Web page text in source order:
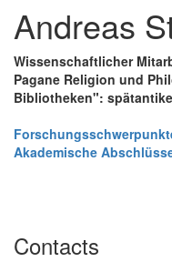
Andreas
Wissenschaftlicher
Pagane Religion und
Bibliotheken":
Akademische
Contacts